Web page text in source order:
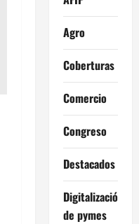
Agro
Coberturas
Comercio
Congreso
Destacados
Digitalización
de pymes